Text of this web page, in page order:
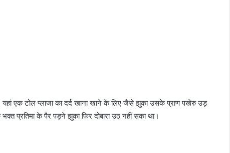
यहां एक टोल प्लाजा का दर्द खाना खाने के लिए जैसे झुका उसके प्राण पखेरु उड़
प्रतिमा के पैर पड़ने झुका फिर दोबारा उठ नहीं सका था।